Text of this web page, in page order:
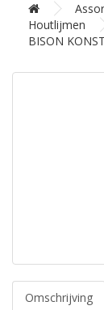
Houtlijmen
BISON
Omschrijving